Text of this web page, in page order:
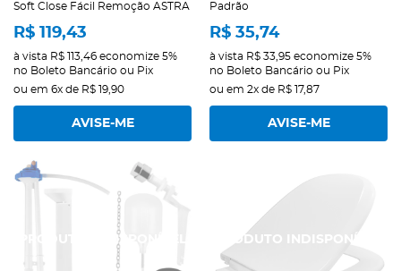
Soft Close Fácil Remoção ASTRA
R$ 119,43
à vista R$ 113,46 economize 5%
no Boleto Bancário ou Pix
ou em 6x de R$ 19,90
AVISE-ME
Padrão
R$ 35,74
à vista R$ 33,95 economize 5%
no Boleto Bancário ou Pix
ou em 2x de R$ 17,87
AVISE-ME